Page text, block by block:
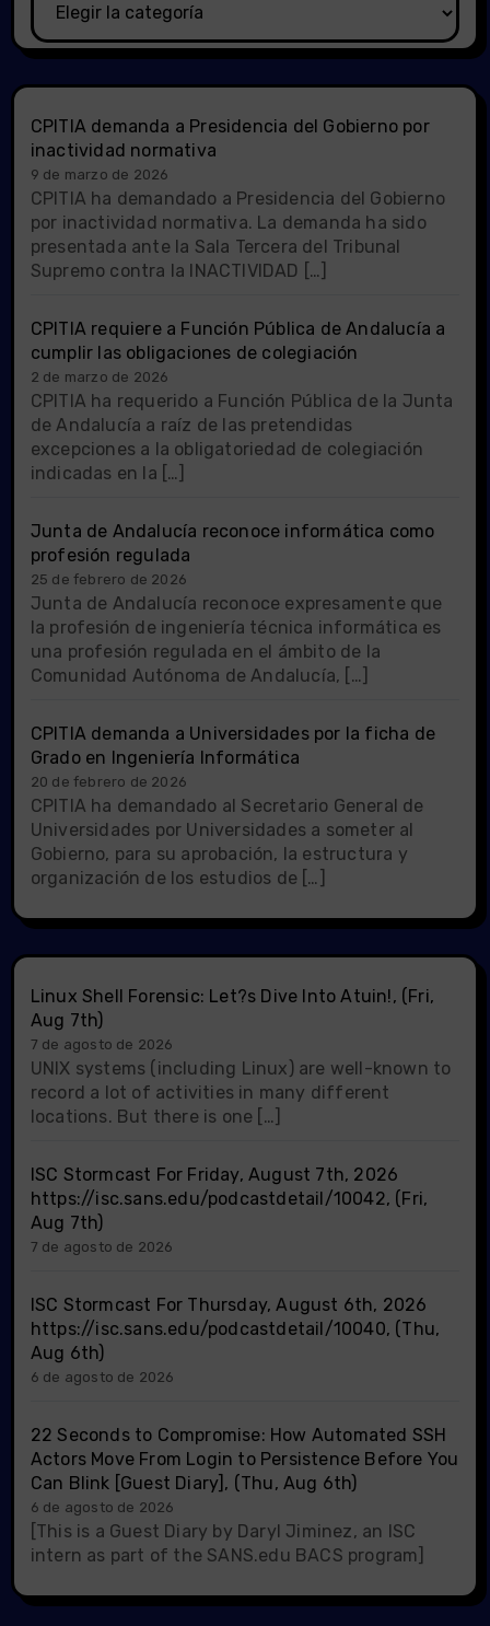
CPITIA demanda a Presidencia del Gobierno por
inactividad normativa
9 de marzo de 2026
CPITIA ha demandado a Presidencia del Gobierno
por inactividad normativa. La demanda ha sido
presentada ante la Sala Tercera del Tribunal
Supremo contra la INACTIVIDAD […]
CPITIA requiere a Función Pública de Andalucía a
cumplir las obligaciones de colegiación
2 de marzo de 2026
CPITIA ha requerido a Función Pública de la Junta
de Andalucía a raíz de las pretendidas
excepciones a la obligatoriedad de colegiación
indicadas en la […]
Junta de Andalucía reconoce informática como
profesión regulada
25 de febrero de 2026
Junta de Andalucía reconoce expresamente que
la profesión de ingeniería técnica informática es
una profesión regulada en el ámbito de la
Comunidad Autónoma de Andalucía, […]
CPITIA demanda a Universidades por la ficha de
Grado en Ingeniería Informática
20 de febrero de 2026
CPITIA ha demandado al Secretario General de
Universidades por Universidades a someter al
Gobierno, para su aprobación, la estructura y
organización de los estudios de […]
Linux Shell Forensic: Let?s Dive Into Atuin!, (Fri,
Aug 7th)
7 de agosto de 2026
UNIX systems (including Linux) are well-known to
record a lot of activities in many different
locations. But there is one […]
ISC Stormcast For Friday, August 7th, 2026
https://isc.sans.edu/podcastdetail/10042, (Fri,
Aug 7th)
7 de agosto de 2026
ISC Stormcast For Thursday, August 6th, 2026
https://isc.sans.edu/podcastdetail/10040, (Thu,
Aug 6th)
6 de agosto de 2026
22 Seconds to Compromise: How Automated SSH
Actors Move From Login to Persistence Before You
Can Blink [Guest Diary], (Thu, Aug 6th)
6 de agosto de 2026
[This is a Guest Diary by Daryl Jiminez, an ISC
intern as part of the SANS.edu BACS program]